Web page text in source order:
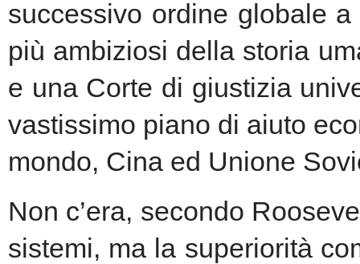
successivo ordine globale
più ambiziosi della storia
e una Corte di giustizia
vastissimo piano di aiuto
mondo, Cina ed Unione
Non c’era, secondo
sistemi, ma la superiorità